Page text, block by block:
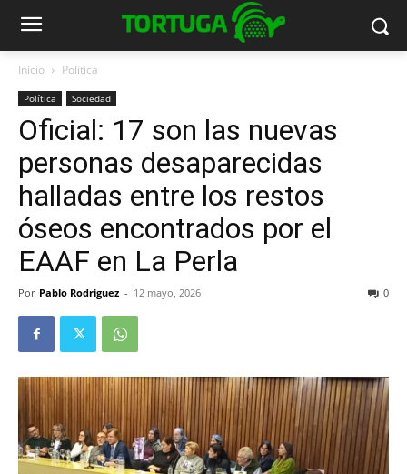
Inicio Política
Política Sociedad
Oficial: 17 son las nuevas
personas desaparecidas
halladas entre los restos
óseos encontrados por el
EAAF en La Perla
Por Pablo Rodriguez - 12 mayo, 2026 0